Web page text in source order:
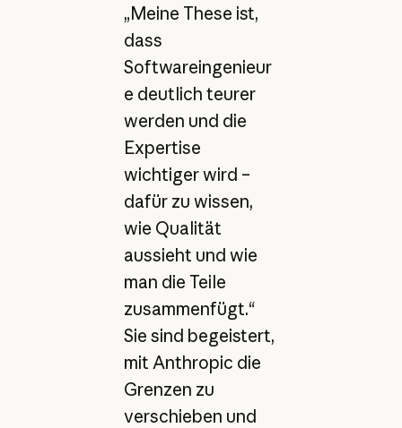
„Meine These ist,
dass
Softwareingenieur
e deutlich teurer
werden und die
Expertise
wichtiger wird –
dafür zu wissen,
wie Qualität
aussieht und wie
man die Teile
zusammenfügt.“
Sie sind begeistert,
mit Anthropic die
Grenzen zu
verschieben und